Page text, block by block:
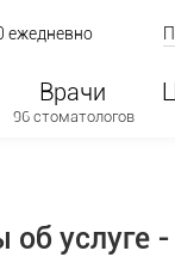
ежедневно
Врачи
96 стоматологов
об услуге